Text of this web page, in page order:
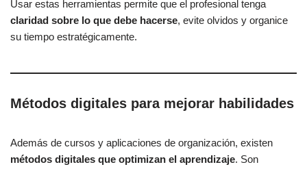
Usar estas herramientas permite que el profesional tenga
claridad sobre lo que debe hacerse, evite olvidos y organice
su tiempo estratégicamente.
Métodos digitales para mejorar habilidades
Además de cursos y aplicaciones de organización, existen
métodos digitales que optimizan el aprendizaje. Son